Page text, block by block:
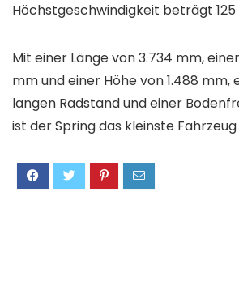
Höchstgeschwindigkeit beträgt
Mit einer Länge von 3.734 mm,
mm und einer Höhe von 1.488 mm,
langen Radstand und einer
ist der Spring das kleinste